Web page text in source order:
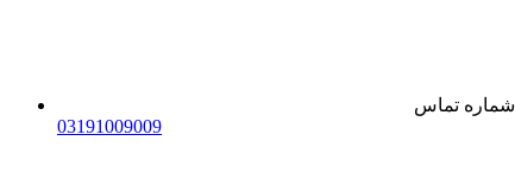
شماره تماس
03191009009